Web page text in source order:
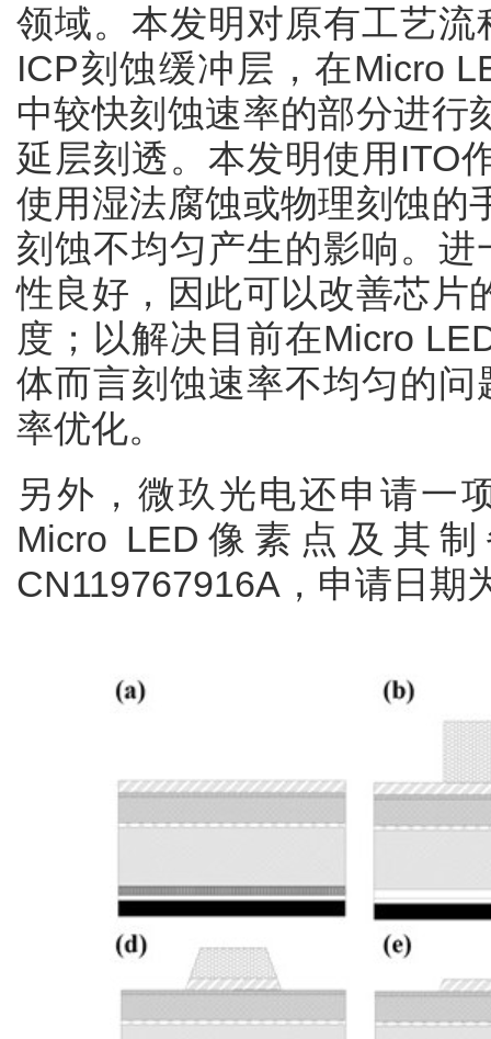
领域。本发明对原有工艺
ICP刻蚀缓冲层，在Micro
中较快刻蚀速率的部分进行
延层刻透。本发明使用ITO
使用湿法腐蚀或物理刻蚀的
刻蚀不均匀产生的影响。
性良好，因此可以改善芯片
度；以解决目前在Micro
体而言刻蚀速率不均匀的
率优化。
另外，微玖光电还申请一
Micro LED像素点及其
CN119767916A，申请日期